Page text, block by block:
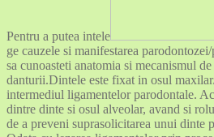
Pentru a putea intele
ge cauzele si manifestarea
sa cunoasteti anatomia si mecanismul
danturii.Dintele este fixat in osul
intermediul ligamentelor parodontale.
dintre dinte si osul alveolar, avand si
de a preveni suprasolicitarea unui dinte